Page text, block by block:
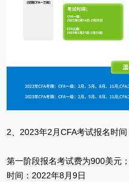
2、2023年2月CFA考试报名时间
第一阶段报名考试费为900美元
时间：2022年8月9日